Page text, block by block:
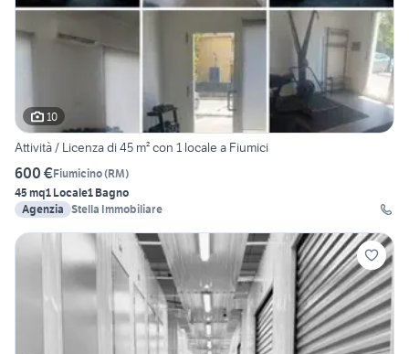
10
Attività / Licenza di 45 m² con 1 locale a Fiumici
600 €Fiumicino(RM)
45 mq1 Locale1 Bagno
Agenzia Stella Immobiliare